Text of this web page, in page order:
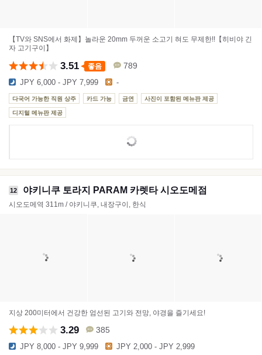
【TV와 SNS에서 화제】놀라운 20mm 두꺼운 소고기 혀도 무제한!!【히비야 긴
자 고기구이】
3.51 좋음 789
JPY 6,000 - JPY 7,999 -
다국어 가능한 직원 상주 카드 가능 금연 사진이 포함된 메뉴판 제공
디지털 메뉴판 제공
12 야키니쿠 토라지 PARAM 카렛타 시오도메점
시오도메역 311m / 야키니쿠, 내장구이, 한식
지상 200미터에서 건강한 엄선된 고기와 전망, 야경을 즐기세요!
3.29 385
JPY 8,000 - JPY 9,999 JPY 2,000 - JPY 2,999